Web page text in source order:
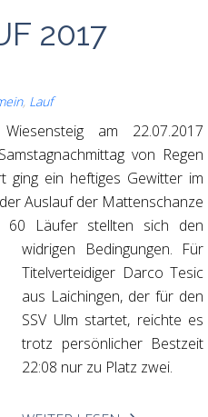
2017
, Lauf
am 22.07.2017
von Regen
ging ein heftiges Gewitter im
Auslauf der Mattenschanze
60 Läufer stellten sich den
widrigen Bedingungen. Für
Titelverteidiger Darco Tesic
aus Laichingen, der für den
SSV Ulm startet, reichte es
trotz persönlicher Bestzeit
22:08 nur zu Platz zwei.